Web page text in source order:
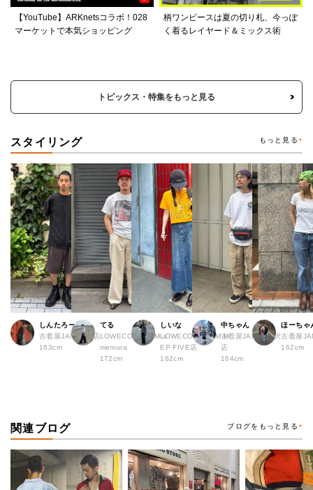
【YouTube】ARKnetsコラボ！028
マーケットで本気ショッピング
柄ワンピースは夏の切り札、今っぽ
く着るレイヤード＆ミックス術
トピックス・特集をもっと見る
スタイリング もっと見る
しんたろー
古着屋JAM 仙台店
163cm
てる
LOWECO by JAM a
memura
172cm
しいな
LOWECO by JAM H
EP FIVE店
162cm
中ちゃん
古着屋JAM 下北沢
店
164cm
ほーちゃ
古着屋
162cm
関連ブログ ブログをもっと見る